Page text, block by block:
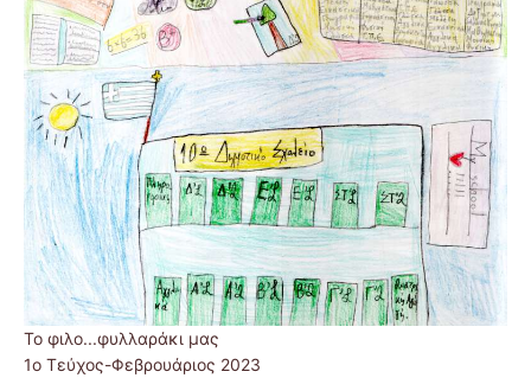
Το φιλο...φυλλαράκι μας
1ο Τεύχος-Φεβρουάριος 2023